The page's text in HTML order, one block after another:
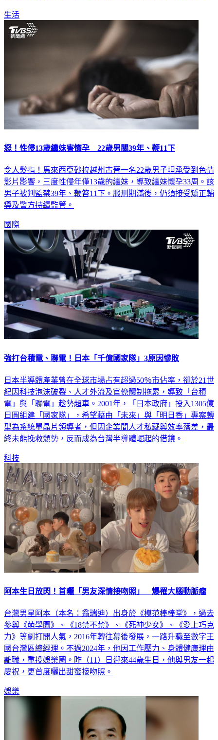
生活
怒！性侵13歲繼妹害懷孕 22歲男關39年、鞭11下
令人髮指！馬來西亞砂拉越州古晉一名22歲男子坦承受到色情
影片影響，三度性侵年僅13歲的繼妹，導致繼妹懷孕33周。該
男子被判監禁39年、鞭笞11下。服刑期滿後，仍須接受矯正輔
導及警方持續監管。
國際
強打台積電、聯電！日本「千億國家隊」3原因慘敗
日本半導體產業曾在全球市場占有超過50％市佔率，卻於21世
紀因科技泡沫破裂、人才外流及官僚體制拖累，導致「台積
電」與「聯電」趁勢超車。2001年，「日本政府」投入1305億
日圓組建「國家隊」，希望藉由「未來」與「明日香」專案轉
型為系統單晶片領導者，但因企業間人才私藏與效率落差，最
終未能挽救頹勢，反而成為台灣半導體崛起的借鏡。
科技
阿本生日放閃！首曬「男友深情接吻照」 爆罹大腦動脈瘤
台灣男星阿本（本名：翁瑞迪）出身於《模范棒棒堂》，過去
參與《萌學園》、《18禁不禁》、《死神少女》、《愛上巧克
力》等劇打開人氣，2016年轉往幕後發展，一路升職至數字王
國台灣區總經理。不過2024年，他因工作壓力、身體健康理由
離職，重投娛樂圈。昨（11）日迎來44歲生日，他與男友一起
慶祝，更首度曬出甜蜜接吻照。
娛樂